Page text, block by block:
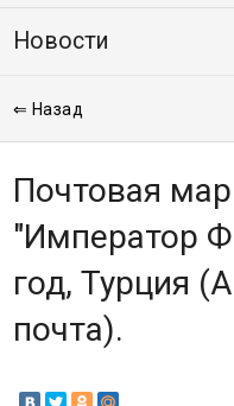
Новости
⇐ Назад
Почтовая
"Император
год, Турция
почта).